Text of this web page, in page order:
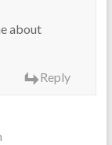
about
Reply